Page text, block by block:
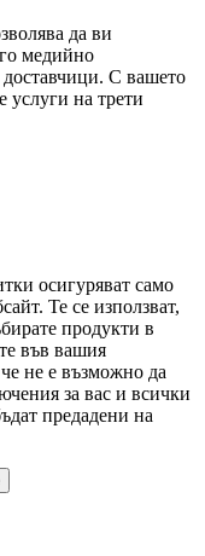
да ви
медийно
С вашето
услуги на трети
осигуряват само
Те се използват,
продукти в
във вашия
не е възможно да
за вас и всички
предадени на